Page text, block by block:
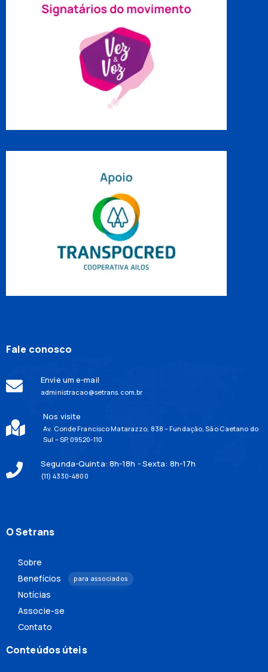
Fale conosco
Envie um e-mail
administracao@setrans.com.br
Nos visite
Av. Conde Francisco Matarazzo, 838 – Fundação, São Caetano do
Sul – SP, 09520-110
Segunda-Quinta: 8h-18h - Sexta: 8h-17h
(11) 4330-4800
O Setrans
Sobre
Benefícios
para associados
Notícias
Associe-se
Contato
Conteúdos úteis